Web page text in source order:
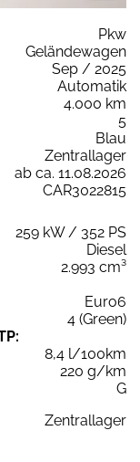
Pkw
Geländewagen
Sep / 2025
Automatik
4.000 km
5
Blau
Zentrallager
ab ca. 11.08.2026
CAR3022815
259 kW / 352 PS
Diesel
2.993 cm³
Euro6
4 (Green)
8,4 l/100km
220 g/km
G
Zentrallager